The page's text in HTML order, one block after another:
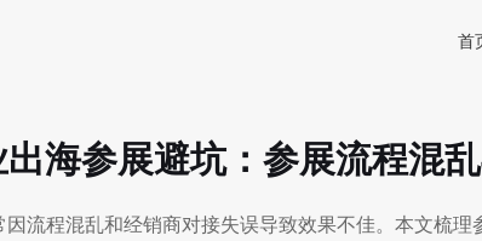
首
海参展避坑：参展流程混
因流程混乱和经销商对接失误导致效果不佳。本文梳